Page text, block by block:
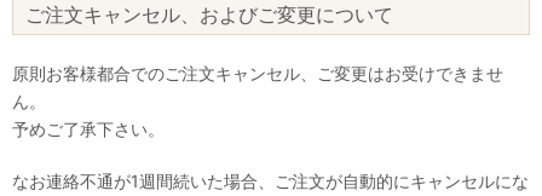
ご注文キャンセル、およびご変更について
原則お客様都合でのご注文キャンセル、ご変更はお受けできませ
ん。
予めご了承下さい。
なお連絡不通が1週間続いた場合、ご注文が自動的にキャンセルにな